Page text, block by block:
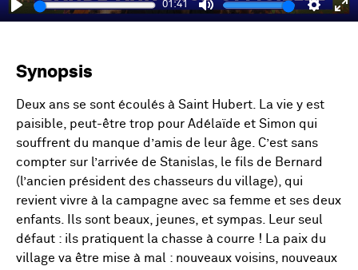
Play
01:41
Mute
Synopsis
Deux ans se sont écoulés à Saint Hubert. La vie y est
paisible, peut-être trop pour Adélaïde et Simon qui
souffrent du manque d’amis de leur âge. C’est sans
compter sur l’arrivée de Stanislas, le fils de Bernard
(l’ancien président des chasseurs du village), qui
revient vivre à la campagne avec sa femme et ses deux
enfants. Ils sont beaux, jeunes, et sympas. Leur seul
défaut : ils pratiquent la chasse à courre ! La paix du
village va être mise à mal : nouveaux voisins, nouveaux